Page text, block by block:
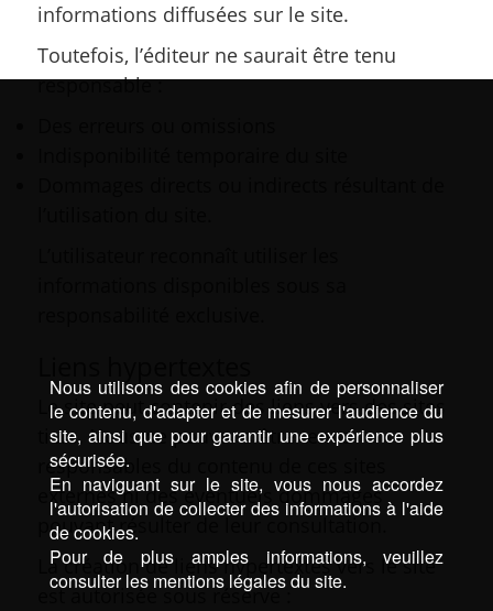
informations diffusées sur le site.
Toutefois, l’éditeur ne saurait être tenu
responsable :
Le site peut contenir des liens vers des sites
tiers. Nous ne pouvons être tenus
responsables du contenu de ces sites
externes ni des éventuels dommages
pouvant résulter de leur consultation.
La création de liens hypertextes vers le site
est autorisée sous réserve :
Nous utilisons des cookies afin de personnaliser
le contenu, d'adapter et de mesurer l'audience du
site, ainsi que pour garantir une expérience plus
sécurisée.
En naviguant sur le site, vous nous accordez
l'autorisation de collecter des informations à l'aide
de cookies.
Pour de plus amples informations, veuillez
consulter les mentions légales du site.